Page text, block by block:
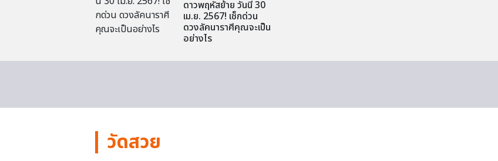
ดาวพฤหัสย้าย วันนี้ 30
เม.ย. 2567! เช็กด่วน
ดวงลัคนาราศีคุณจะเป็น
อย่างไร
วัดสวย